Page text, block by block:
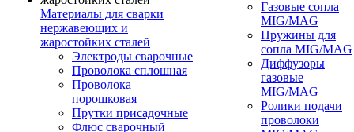
Материалы для сварки
нержавеющих и
жаростойких сталей
Электроды сварочные
Проволока сплошная
Проволока
порошковая
Прутки присадочные
Флюс сварочный
Газовые сопла
MIG/MAG
Пружины для
сопла MIG/MAG
Диффузоры
газовые
MIG/MAG
Ролики подачи
проволоки